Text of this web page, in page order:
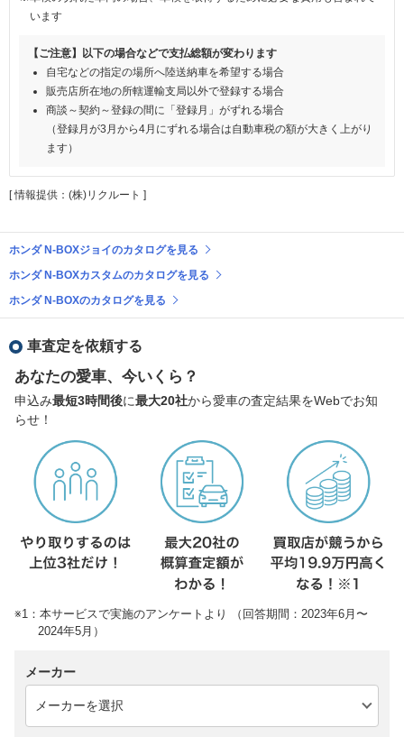
います
【ご注意】以下の場合などで支払総額が変わります
自宅などの指定の場所へ陸送納車を希望する場合
販売店所在地の所轄運輸支局以外で登録する場合
商談～契約～登録の間に「登録月」がずれる場合
（登録月が3月から4月にずれる場合は自動車税の額が大きく上がり
ます）
[ 情報提供：(株)リクルート ]
ホンダ N-BOXジョイのカタログを見る
ホンダ N-BOXカスタムのカタログを見る
ホンダ N-BOXのカタログを見る
車査定を依頼する
あなたの愛車、今いくら？
申込み最短3時間後に最大20社から愛車の査定結果をWebでお知
らせ！
※1：本サービスで実施のアンケートより （回答期間：2023年6月〜
2024年5月）
メーカー